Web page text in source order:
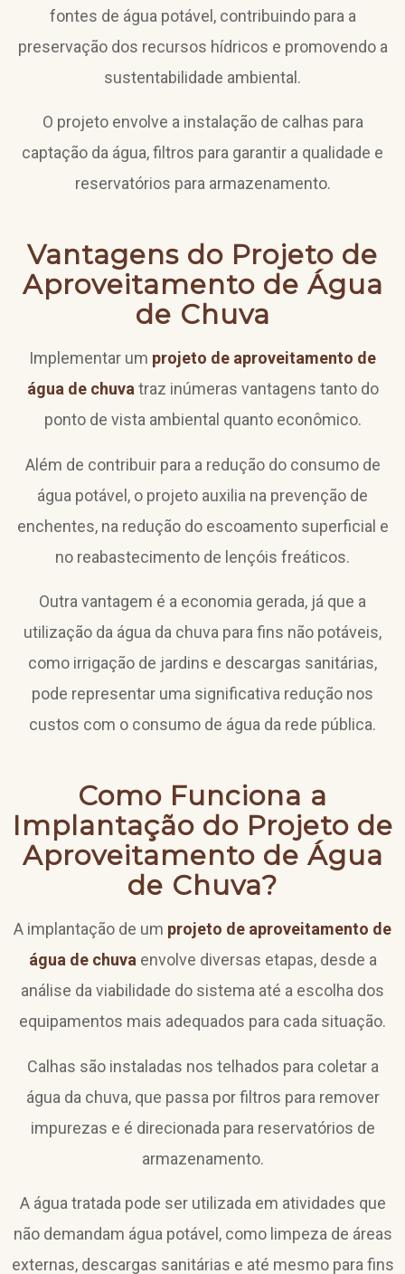
fontes de água potável, contribuindo para a
preservação dos recursos hídricos e promovendo a
sustentabilidade ambiental.
O projeto envolve a instalação de calhas para
captação da água, filtros para garantir a qualidade e
reservatórios para armazenamento.
Vantagens do Projeto de
Aproveitamento de Água
de Chuva
Implementar um projeto de aproveitamento de
água de chuvatraz inúmeras vantagens tanto do
ponto de vista ambiental quanto econômico.
Além de contribuir para a redução do consumo de
água potável, o projeto auxilia na prevenção de
enchentes, na redução do escoamento superficial e
no reabastecimento de lençóis freáticos.
Outra vantagem é a economia gerada, já que a
utilização da água da chuva para fins não potáveis,
como irrigação de jardins e descargas sanitárias,
pode representar uma significativa redução nos
custos com o consumo de água da rede pública.
Como Funciona a
Implantação do Projeto de
Aproveitamento de Água
de Chuva?
A implantação de um projeto de aproveitamento de
água de chuvaenvolve diversas etapas, desde a
análise da viabilidade do sistema até a escolha dos
equipamentos mais adequados para cada situação.
Calhas são instaladas nos telhados para coletar a
água da chuva, que passa por filtros para remover
impurezas e é direcionada para reservatórios de
armazenamento.
A água tratada pode ser utilizada em atividades que
não demandam água potável, como limpeza de áreas
externas, descargas sanitárias e até mesmo para fins